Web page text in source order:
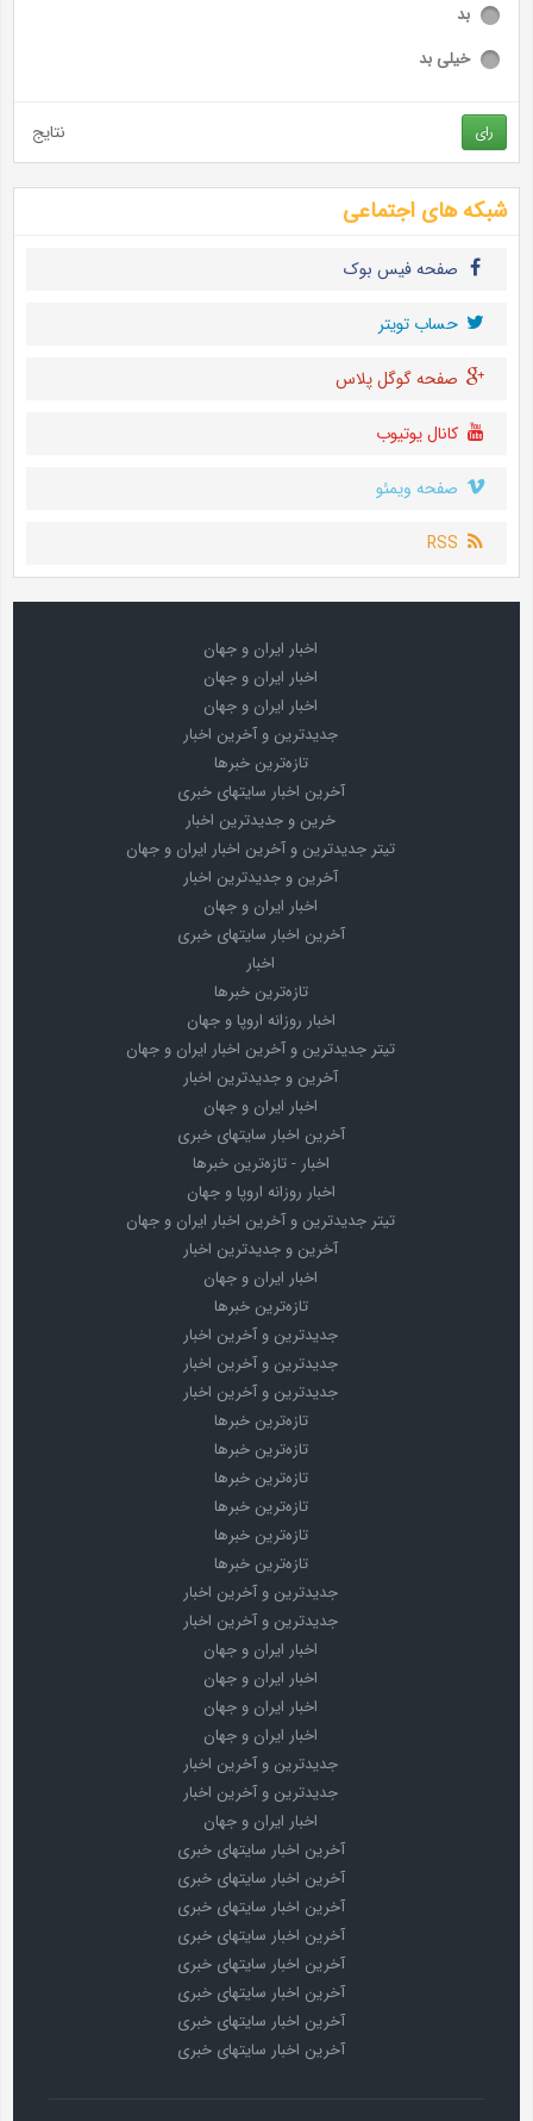
بد
خیلی بد
رای نتایج
شبکه های اجتماعی
صفحه فیس بوک
حساب تويتر
صفحه گوگل پلاس
کانال یوتیوب
صفحه ویمئو
RSS
اخبار ایران و جهان
اخبار ایران و جهان
اخبار ایران و جهان
جدیدترین و آخرین اخبار
تازه‌ترین خبرها
آخرین اخبار سایتهای خبری
خرین و جدیدترین اخبار
تیتر جدیدترین و آخرین اخبار ایران و جهان
آخرین و جدیدترین اخبار
اخبار ایران و جهان
آخرین اخبار سایتهای خبری
اخبار
تازه‌ترین خبرها
اخبار روزانه اروپا و جهان
تیتر جدیدترین و آخرین اخبار ایران و جهان
آخرین و جدیدترین اخبار
اخبار ایران و جهان
آخرین اخبار سایتهای خبری
اخبار - تازه‌ترین خبرها
اخبار روزانه اروپا و جهان
تیتر جدیدترین و آخرین اخبار ایران و جهان
آخرین و جدیدترین اخبار
اخبار ایران و جهان
تازه‌ترین خبرها
جدیدترین و آخرین اخبار
جدیدترین و آخرین اخبار
جدیدترین و آخرین اخبار
تازه‌ترین خبرها
تازه‌ترین خبرها
تازه‌ترین خبرها
تازه‌ترین خبرها
تازه‌ترین خبرها
تازه‌ترین خبرها
جدیدترین و آخرین اخبار
جدیدترین و آخرین اخبار
اخبار ایران و جهان
اخبار ایران و جهان
اخبار ایران و جهان
اخبار ایران و جهان
جدیدترین و آخرین اخبار
جدیدترین و آخرین اخبار
اخبار ایران و جهان
آخرین اخبار سایتهای خبری
آخرین اخبار سایتهای خبری
آخرین اخبار سایتهای خبری
آخرین اخبار سایتهای خبری
آخرین اخبار سایتهای خبری
آخرین اخبار سایتهای خبری
آخرین اخبار سایتهای خبری
آخرین اخبار سایتهای خبری